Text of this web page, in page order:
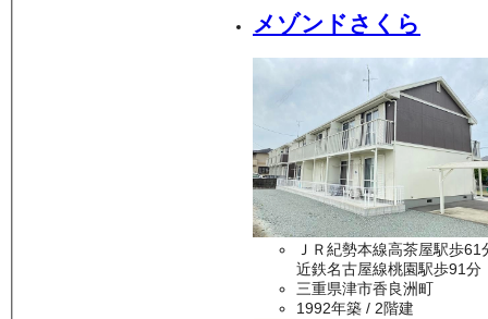
メゾンドさくら
ＪＲ紀勢本線高茶屋駅歩61
近鉄名古屋線桃園駅歩91分
三重県津市香良洲町
1992年築 / 2階建